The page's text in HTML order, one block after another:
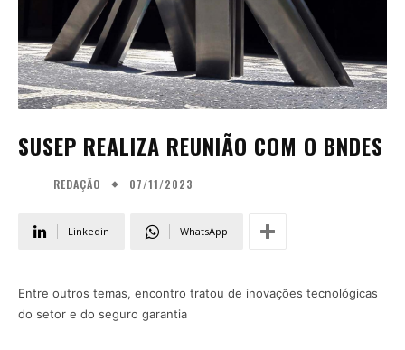
SUSEP REALIZA REUNIÃO COM O BNDES
REDAÇÃO 07/11/2023
Linkedin WhatsApp
Entre outros temas, encontro tratou de inovações tecnológicas
do setor e do seguro garantia